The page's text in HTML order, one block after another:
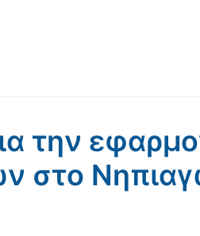
την
στο